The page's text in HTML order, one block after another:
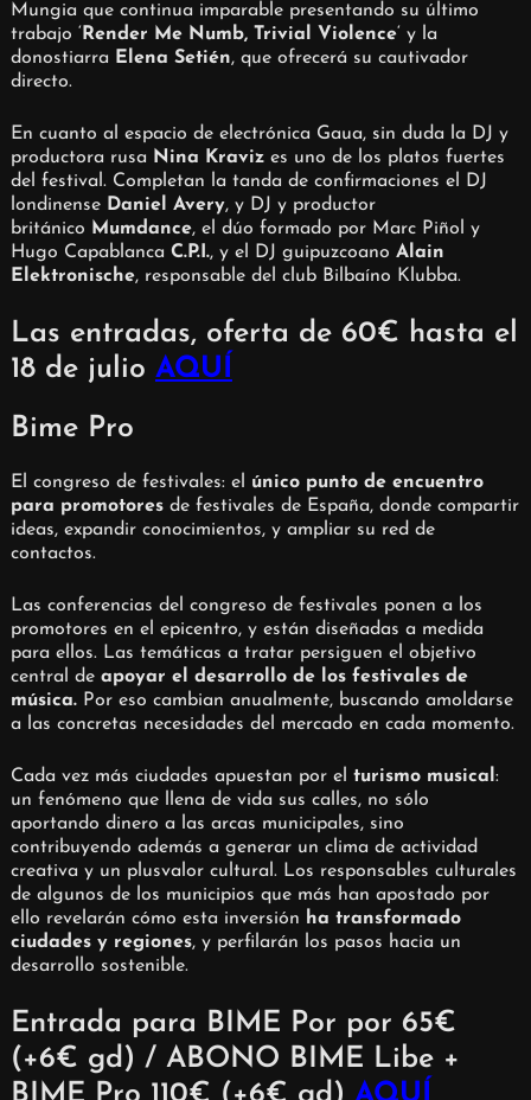
Mungia que continua imparable presentando su último
trabajo ‘Render Me Numb, Trivial Violence‘ y la
donostiarra Elena Setién, que ofrecerá su cautivador
directo.
En cuanto al espacio de electrónica Gaua, sin duda la DJ y
productora rusa Nina Kravizes uno de los platos fuertes
del festival. Completan la tanda de confirmaciones el DJ
londinense Daniel Avery, y DJ y productor
británico Mumdance, el dúo formado por Marc Piñol y
Hugo Capablanca C.P.I., y el DJ guipuzcoano Alain
Elektronische, responsable del club Bilbaíno Klubba.
Las entradas, oferta de 60€ hasta el
18 de julio AQUÍ
Bime Pro
El congreso de festivales: el único punto de encuentro
para promotoresde festivales de España, donde compartir
ideas, expandir conocimientos, y ampliar su red de
contactos.
Las conferencias del congreso de festivales ponen a los
promotores en el epicentro, y están diseñadas a medida
para ellos. Las temáticas a tratar persiguen el objetivo
central de apoyar el desarrollo de los festivales de
música. Por eso cambian anualmente, buscando amoldarse
a las concretas necesidades del mercado en cada momento.
Cada vez más ciudades apuestan por el turismo musical:
un fenómeno que llena de vida sus calles, no sólo
aportando dinero a las arcas municipales, sino
contribuyendo además a generar un clima de actividad
creativa y un plusvalor cultural. Los responsables culturales
de algunos de los municipios que más han apostado por
ello revelarán cómo esta inversión ha transformado
ciudades y regiones, y perfilarán los pasos hacia un
desarrollo sostenible.
Entrada para BIME Por por 65€
(+6€ gd) / ABONO BIME Libe +